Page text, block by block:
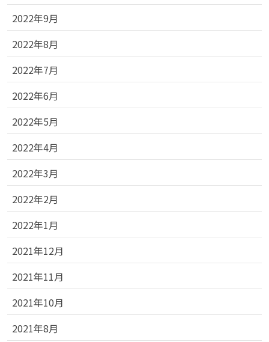
2022年9月
2022年8月
2022年7月
2022年6月
2022年5月
2022年4月
2022年3月
2022年2月
2022年1月
2021年12月
2021年11月
2021年10月
2021年8月